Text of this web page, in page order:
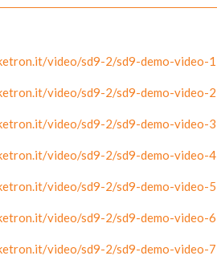
video/sd9-2/sd9-demo-video-1
video/sd9-2/sd9-demo-video-2
video/sd9-2/sd9-demo-video-3
video/sd9-2/sd9-demo-video-4
video/sd9-2/sd9-demo-video-5
video/sd9-2/sd9-demo-video-6
video/sd9-2/sd9-demo-video-7